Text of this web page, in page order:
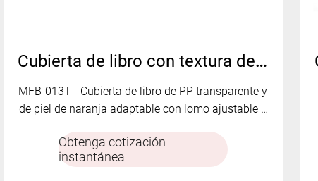
Cubierta de libro con textura de cáscara de naranja transparente de PP con lomo ajustable y tira adhesiva MFB-013T
MFB-013T - Cubierta de libro de PP transparente y
de piel de naranja adaptable con lomo ajustable y
Obtenga cotización
instantánea